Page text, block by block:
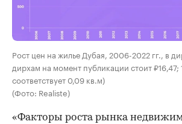
Рост цен на жилье Дубая, 2006-2022 гг., в
дирхам на момент публикации стоит ₽16,47;
соответствует 0,09 кв.м)
(Фото: Realiste)
«Факторы роста рынка